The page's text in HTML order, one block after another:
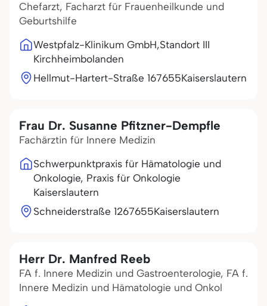
Chefarzt, Facharzt für Frauenheilkunde und
Geburtshilfe
Westpfalz-Klinikum GmbH,Standort III
Kirchheimbolanden
Hellmut-Hartert-Straße 167655Kaiserslautern
Frau Dr. Susanne Pfitzner-Dempfle
Fachärztin für Innere Medizin
Schwerpunktpraxis für Hämatologie und
Onkologie, Praxis für Onkologie
Kaiserslautern
Schneiderstraße 1267655Kaiserslautern
Herr Dr. Manfred Reeb
FA f. Innere Medizin und Gastroenterologie, FA f.
Innere Medizin und Hämatologie und Onkol